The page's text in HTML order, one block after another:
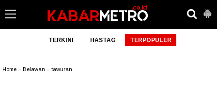
TERKINI HASTAG TERPOPULER
Home Belawan tawuran